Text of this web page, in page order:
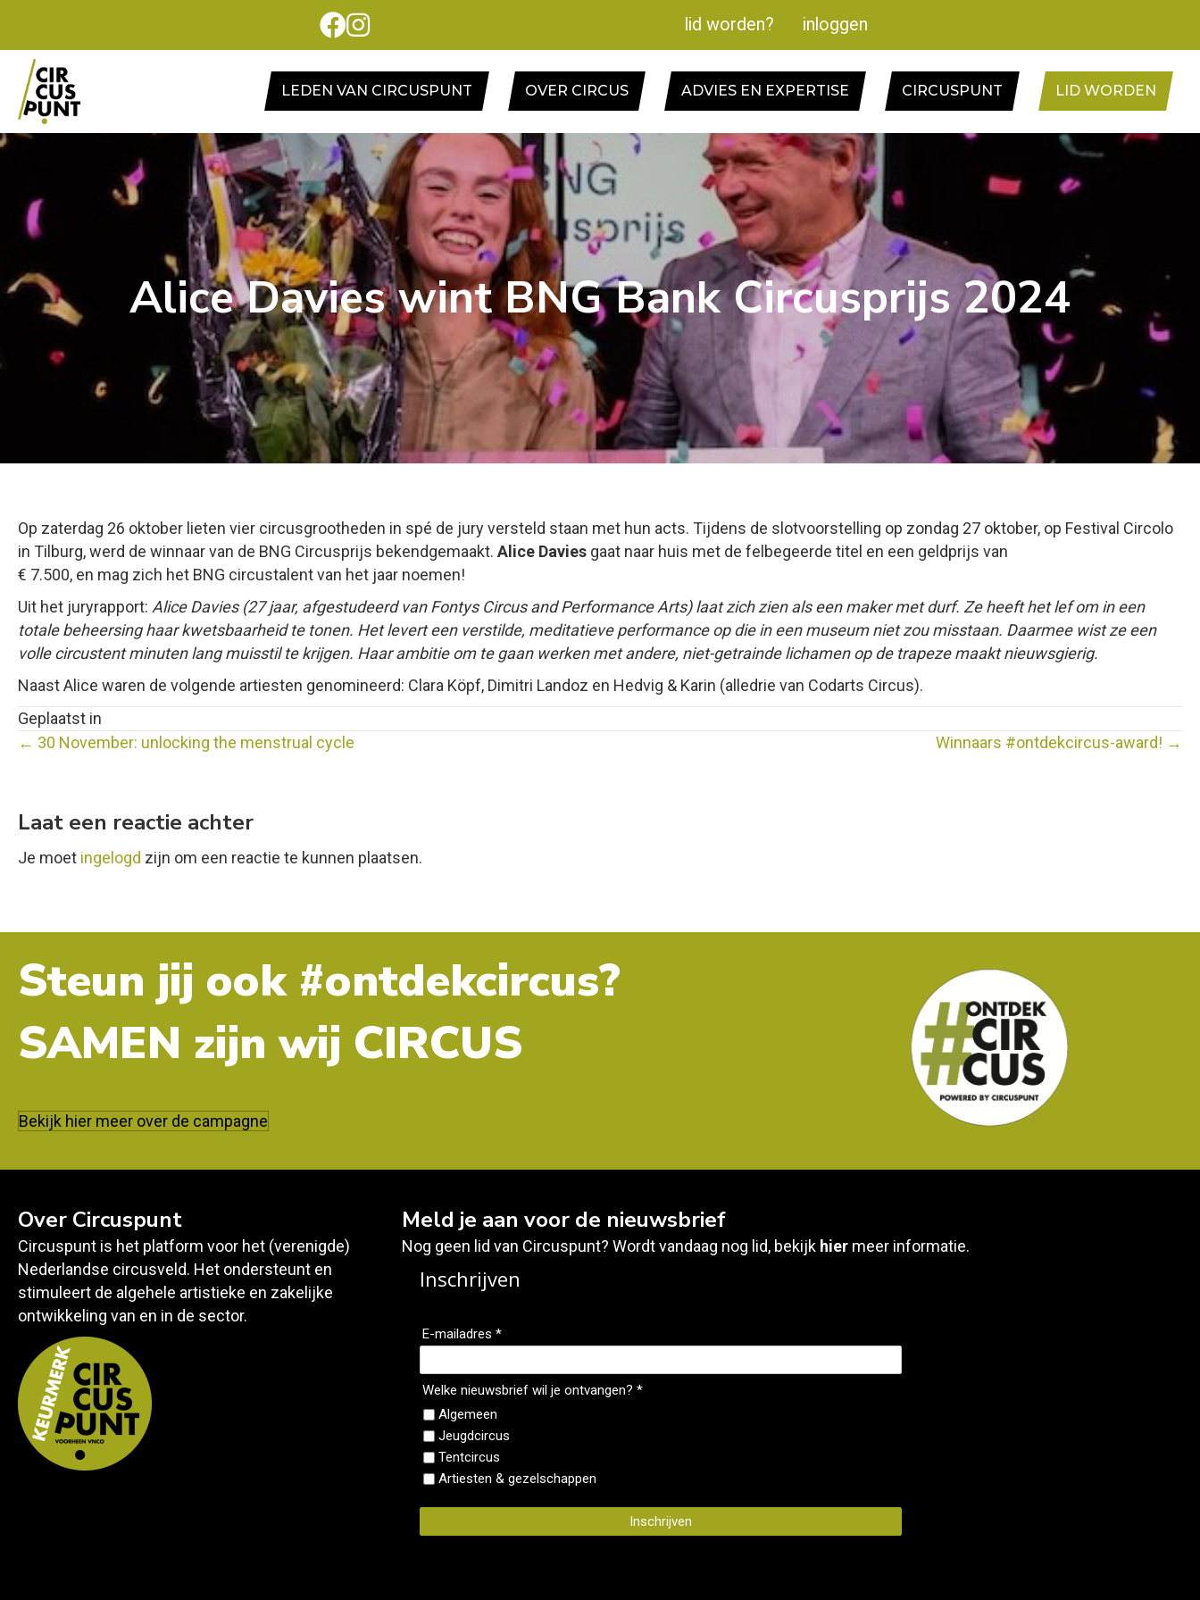
lid worden? inloggen
LEDEN VAN CIRCUSPUNT OVER CIRCUS ADVIES EN EXPERTISE CIRCUSPUNT LID WORDEN
Alice Davies wint BNG Bank Circusprijs 2024
Op zaterdag 26 oktober lieten vier circusgrootheden in spé de jury versteld staan met hun acts. Tijdens de slotvoorstelling op zondag 27 oktober, op Festival Circolo
in Tilburg, werd de winnaar van de BNG Circusprijs bekendgemaakt. Alice Davies gaat naar huis met de felbegeerde titel en een geldprijs van
€ 7.500, en mag zich het BNG circustalent van het jaar noemen!
Uit het juryrapport: Alice Davies (27 jaar, afgestudeerd van Fontys Circus and Performance Arts) laat zich zien als een maker met durf. Ze heeft het lef om in een
totale beheersing haar kwetsbaarheid te tonen. Het levert een verstilde, meditatieve performance op die in een museum niet zou misstaan. Daarmee wist ze een
volle circustent minuten lang muisstil te krijgen. Haar ambitie om te gaan werken met andere, niet-getrainde lichamen op de trapeze maakt nieuwsgierig.
Naast Alice waren de volgende artiesten genomineerd: Clara Köpf, Dimitri Landoz en Hedvig & Karin (alledrie van Codarts Circus).
Geplaatst in
Posts
← 30 November: unlocking the menstrual cycle Winnaars #ontdekcircus-award! →
Laat een reactie achter
Je moet ingelogd zijn om een reactie te kunnen plaatsen.
Steun jij ook #ontdekcircus?
SAMEN zijn wij CIRCUS
Bekijk hier meer over de campagne
Over Circuspunt
Circuspunt is het platform voor het (verenigde)
Nederlandse circusveld. Het ondersteunt en
stimuleert de algehele artistieke en zakelijke
ontwikkeling van en in de sector.
Meld je aan voor de nieuwsbrief
Nog geen lid van Circuspunt? Wordt vandaag nog lid, bekijk hier meer informatie.
Inschrijven
E-mailadres *
Welke nieuwsbrief wil je ontvangen? *
Algemeen
Jeugdcircus
Tentcircus
Artiesten & gezelschappen
Inschrijven